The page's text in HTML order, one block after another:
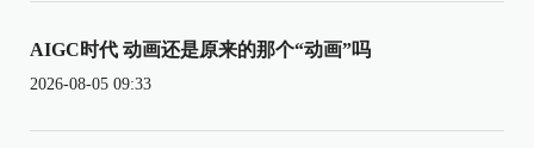
AIGC时代 动画还是原来的那个“动画”吗
2026-08-05 09:33